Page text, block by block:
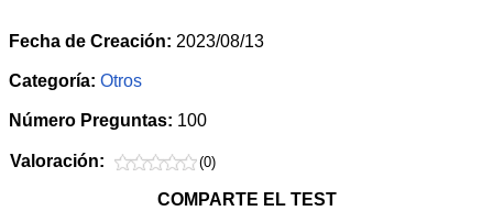
Fecha de Creación: 2023/08/13
Categoría: Otros
Número Preguntas: 100
Valoración: (0)
COMPARTE EL TEST